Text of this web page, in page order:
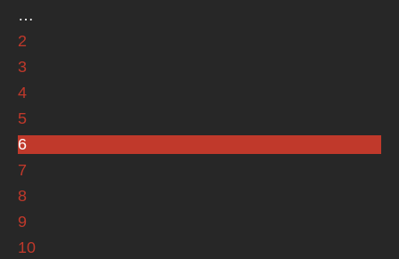
…
2
3
4
5
6
7
8
9
10